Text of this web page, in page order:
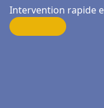
Intervention rapide